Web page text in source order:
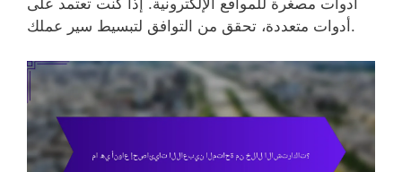
أدوات مصغرة للمواقع الإلكترونية. إذا كنت تعتمد على
أدوات متعددة، تحقق من التوافق لتبسيط سير عملك.